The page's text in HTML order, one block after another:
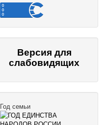
Версия для
слабовидящих
Год семьи